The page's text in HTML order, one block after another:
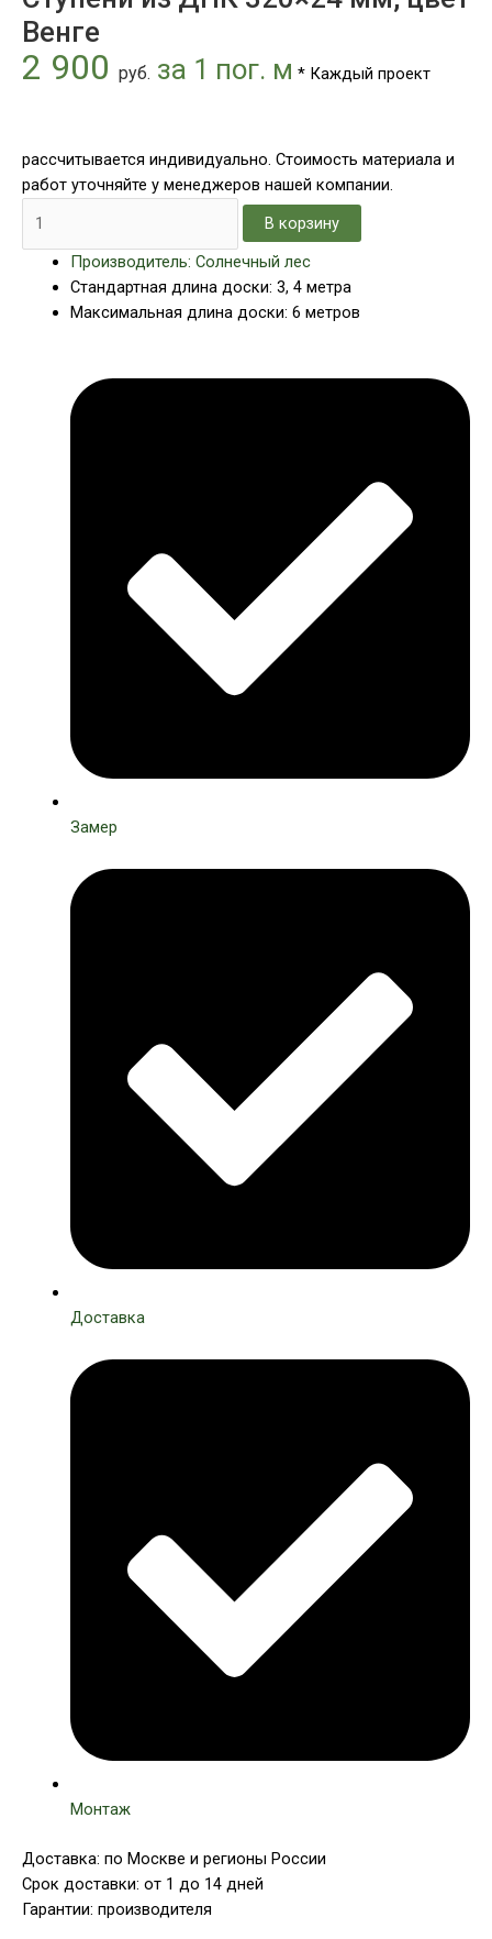
Венге
2 900 руб. за 1 пог. м * Каждый проект
рассчитывается индивидуально. Стоимость материала и
работ уточняйте у менеджеров нашей компании.
Венге
В корзину
Производитель: Солнечный лес
Стандартная длина доски: 3, 4 метра
Максимальная длина доски: 6 метров
Замер
Доставка
Монтаж
Доставка: по Москве и регионы России
Срок доставки: от 1 до 14 дней
Гарантии: производителя